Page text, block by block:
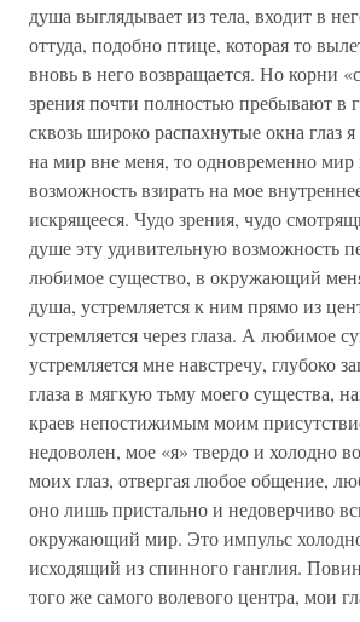
душа выглядывает из тела, входит в
оттуда, подобно птице, которая то
вновь в него возвращается. Но корни
зрения почти полностью пребывают в
сквозь широко распахнутые окна глаз
на мир вне меня, то одновременно мир
возможность взирать на мое
искрящееся. Чудо зрения, чудо
душе эту удивительную возможность
любимое существо, в окружающий
душа, устремляется к ним прямо из
устремляется через глаза. А любимое
устремляется мне навстречу, глубоко
глаза в мягкую тьму моего существа,
краев непостижимым моим
недоволен, мое «я» твердо и холодно
моих глаз, отвергая любое общение,
оно лишь пристально и недоверчиво
окружающий мир. Это импульс
исходящий из спинного ганглия.
того же самого волевого центра, мои